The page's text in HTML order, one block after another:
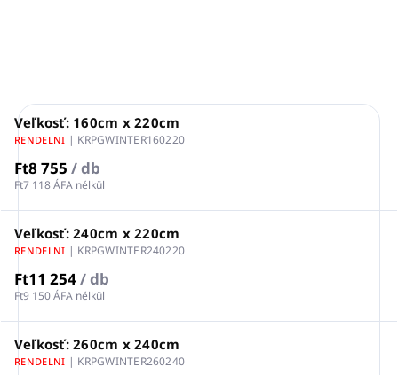
Veľkosť: 160cm x 220cm
RENDELNI | KRPGWINTER160220
Ft8 755 / db
Ft7 118 ÁFA nélkül
Veľkosť: 240cm x 220cm
RENDELNI | KRPGWINTER240220
Ft11 254/ db
Ft9 150 ÁFA nélkül
Veľkosť: 260cm x 240cm
RENDELNI | KRPGWINTER260240